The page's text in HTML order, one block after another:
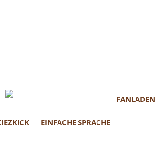
FANLADEN
EINFACHE SPRACHE